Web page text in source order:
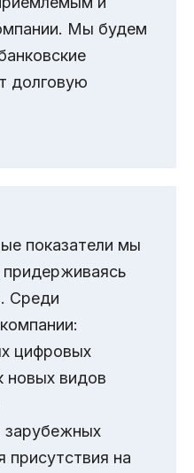
Мы будем
долговую
показатели мы
Среди
цифровых
новых видов
зарубежных
присутствия на